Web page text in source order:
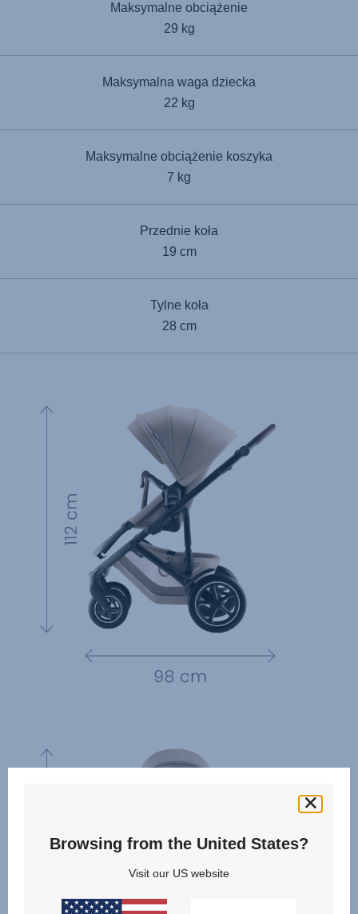
Maksymalne obciążenie
29 kg
Maksymalna waga dziecka
22 kg
Maksymalne obciążenie koszyka
7 kg
Przednie koła
19 cm
Tylne koła
28 cm
Browsing from the United States?
Visit our US website